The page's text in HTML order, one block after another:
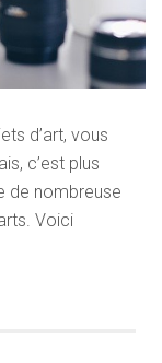
d’art, vous
c’est plus
de nombreuse
Voici